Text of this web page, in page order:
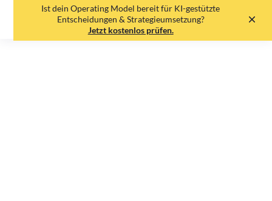
Ist dein Operating Model bereit für KI-gestützte
Entscheidungen & Strategieumsetzung?
Jetzt kostenlos prüfen.